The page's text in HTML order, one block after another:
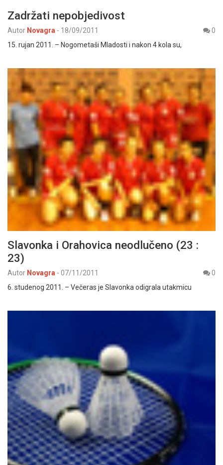
Zadržati nepobjedivost
Autor Novagra - 18/09/2011
0
15. rujan 2011. – Nogometaši Mladosti i nakon 4 kola su,
Slavonka i Orahovica neodlučeno (23 :
23)
Autor Novagra - 07/11/2011
0
6. studenog 2011. – Večeras je Slavonka odigrala utakmicu